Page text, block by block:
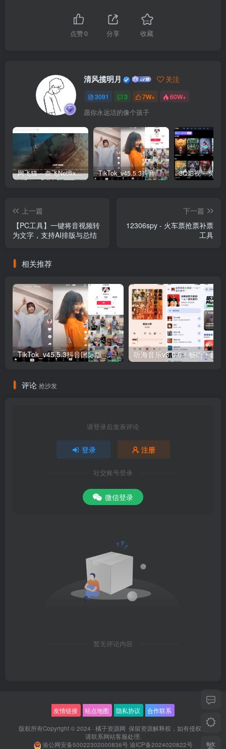
点赞0 分享 收藏
清风揽明月 关注
3091 3 7W+ 60W+
愿你永远活的像个孩子
网飞猫 – 奈飞Netflix免费看 TikTok_v45.5.3抖音国际版_免拔卡解锁全球版
上一篇
【PC工具】一键将音视频转
为文字，支持AI排版与总结
下一篇
12306spy - 火车票抢票补票
工具
相关推荐
TikTok_v45.5.3抖音国际版_免拔卡解锁全球版
评论 抢沙发
请登录后发表评论
登录 注册
社交账号登录
微信登录
暂无评论内容
友情链接 站点地图 隐私协议 合作联系
版权所有Copyright © 2024 · 橘子资源网 保留资源解释权，如有侵权，
请联系网站客服处理.
渝公网安备50022302000836号 渝ICP备2024020822号 繁